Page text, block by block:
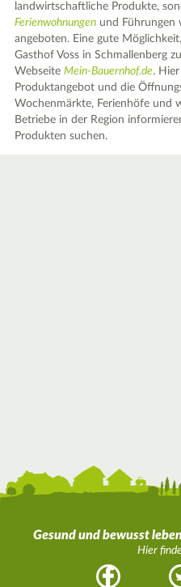
landwirtschaftliche Produkte,
Ferienwohnungen und Führungen
angeboten. Eine gute
Gasthof Voss in Schmallenberg
WebseiteMein-Bauernhof.de.
Produktangebot und die
Wochenmärkte, Ferienhöfe und
Betriebe in der Region
Produkten suchen.
Gesund und bewusst
Hier
Facebook